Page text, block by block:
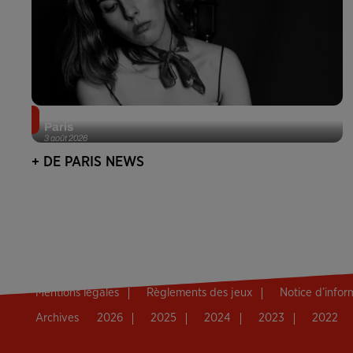
3 août 2026
Paris
+ DE PARIS NEWS
Mentions légales Règlements des jeux Notice
Archives 2026 2025 2024 2023 2022